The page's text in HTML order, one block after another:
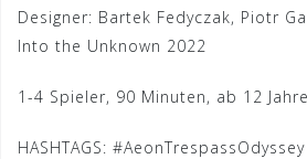
Designer: Bartek Fedyczak, Piotr
Into the Unknown 2022
1-4 Spieler, 90 Minuten, ab 12 Jahre
HASHTAGS: #AeonTrespassOdyssey